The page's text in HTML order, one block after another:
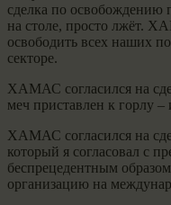
сделка по освобождению
на столе, просто лжёт.
освободить всех наших
секторе.
ХАМАС согласился на
меч приставлен к горлу –
ХАМАС согласился на
который я согласовал с
беспрецедентным
организацию на